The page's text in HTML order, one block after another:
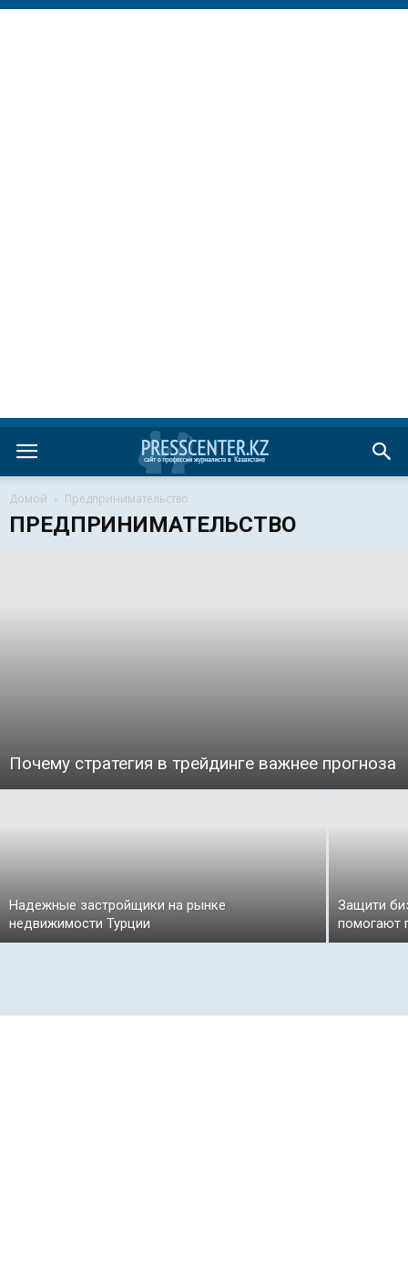
Домой Предпринимательство
ПРЕДПРИНИМАТЕЛЬСТВО
Почему стратегия в трейдинге важнее прогноза
Надежные застройщики на рынке
недвижимости Турции
Защити
помогают